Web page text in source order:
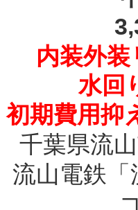
内装外
水回
初期費用抑
千葉県流
流山電鉄「